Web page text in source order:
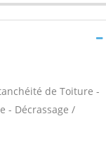
de Toiture -
- Décrassage /